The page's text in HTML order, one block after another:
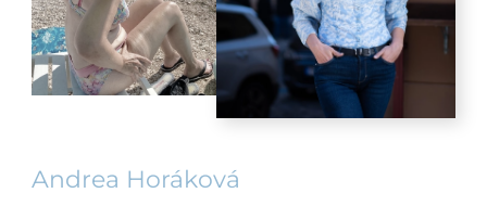
Andrea Horáková